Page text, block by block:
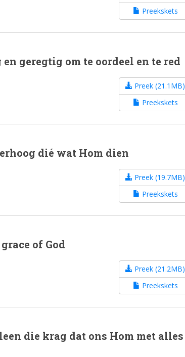
Preekskets
geregtig om te oordeel en te red
Preek (21.1MB)
Preekskets
dié wat Hom dien
Preek (19.7MB)
Preekskets
of God
Preek (21.2MB)
Preekskets
die krag dat ons Hom met alles